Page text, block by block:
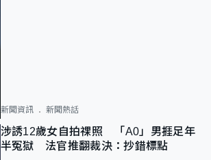
新聞資訊 新聞熱話
涉誘12歲女自拍祼照 「A0」男捱足年
半冤獄 法官推翻裁決：抄錯標點